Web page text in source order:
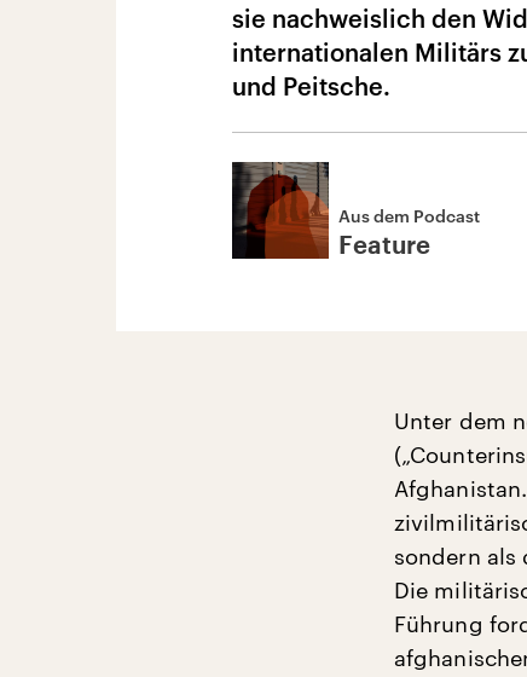
sie nachweislich den
internationalen Militärs
und Peitsche.
Aus dem Podcast
Feature
Unter dem
sondern als
Die
Führung